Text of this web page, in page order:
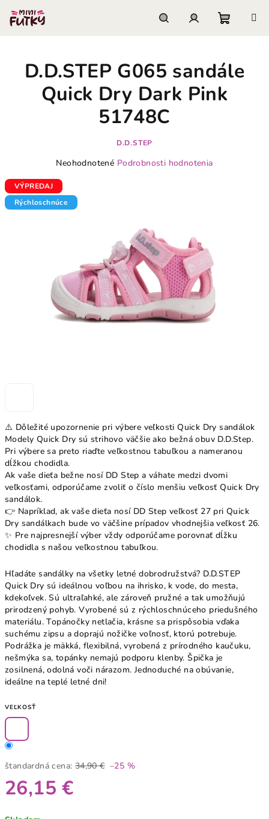
obsah
košík
⚠️ Dôležité upozornenie pri výbere veľkosti Quick Dry sandálok
Modely Quick Dry sú strihovo väčšie ako bežná obuv D.D.Step.
Pri výbere sa preto riaďte veľkostnou tabuľkou a nameranou
dĺžkou chodidla.
Ak vaše dieťa bežne nosí DD Step a váhate medzi dvomi
veľkosťami, odporúčame zvoliť o číslo menšiu veľkosť Quick Dry
sandálok.
👉 Napríklad, ak vaše dieťa nosí DD Step veľkosť 27 pri Quick
Dry sandálkach bude vo väčšine prípadov vhodnejšia veľkosť 26.
✨ Pre najpresnejší výber vždy odporúčame porovnať dĺžku
chodidla s našou veľkostnou tabuľkou.
Hľadáte sandálky na všetky letné dobrodružstvá? D.D.STEP
Quick Dry sú ideálnou voľbou na ihrisko, k vode, do mesta,
kdekoľvek. Sú ultraľahké, ale zároveň pružné a tak umožňujú
prirodzený pohyb. Vyrobené sú z rýchloschnúceho priedušného
materiálu. Topánočky netlačia, krásne sa prispôsobia vďaka
suchému zipsu a doprajú nožičke voľnosť, ktorú potrebuje.
Podrážka je mäkká, flexibilná, vyrobená z prírodného kaučuku,
nešmýka sa, topánky nemajú podporu klenby. Špička je
zosilnená, odolná voči nárazom. Jednoduché na obúvanie,
ideálne na teplé letné dni!
VEĽKOSŤ
štandardná cena: 34,90 € –25 %
26,15 €
D.D.STEP G065 sandále
Quick Dry Dark Pink
51748C
D.D.STEP
Priemerné
produktu
je
0,0
Neohodnotené Podrobnosti hodnotenia
VÝPREDAJ
Rýchloschnúce